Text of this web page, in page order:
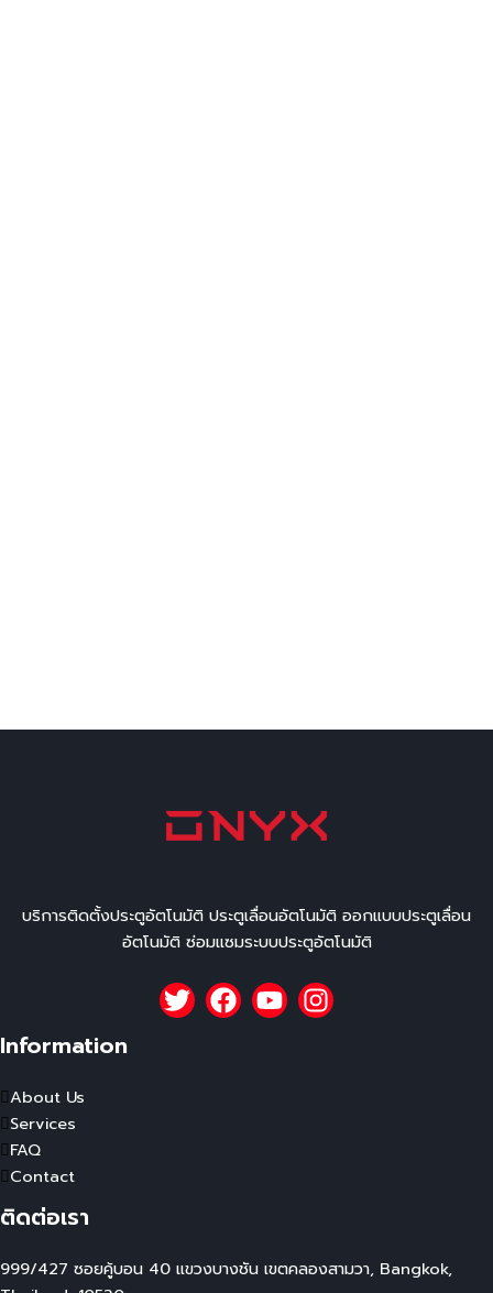
บริการติดตั้งประตูอัตโนมัติ ประตูเลื่อนอัตโนมัติ ออกแบบประตูเลื่อน
อัตโนมัติ ซ่อมแซมระบบประตูอัตโนมัติ
Information
About Us
Services
FAQ
Contact
ติดต่อเรา
999/427 ซอยคู้บอน 40 แขวงบางชัน เขตคลองสามวา, Bangkok,